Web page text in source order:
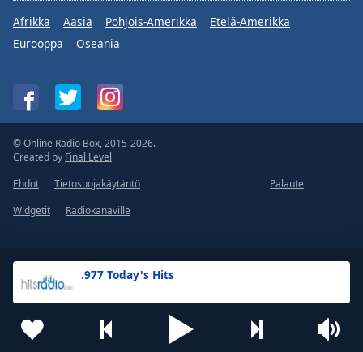
.977 Today's Hits
Afrikka Aasia Pohjois-Amerikka
Etelä-Amerikka
Eurooppa
Oseania
© Online Radio Box, 2015-2026.
Created by Final Level
Ehdot
Tietosuojakäytäntö
Palaute
Widgetit
Radiokanaville